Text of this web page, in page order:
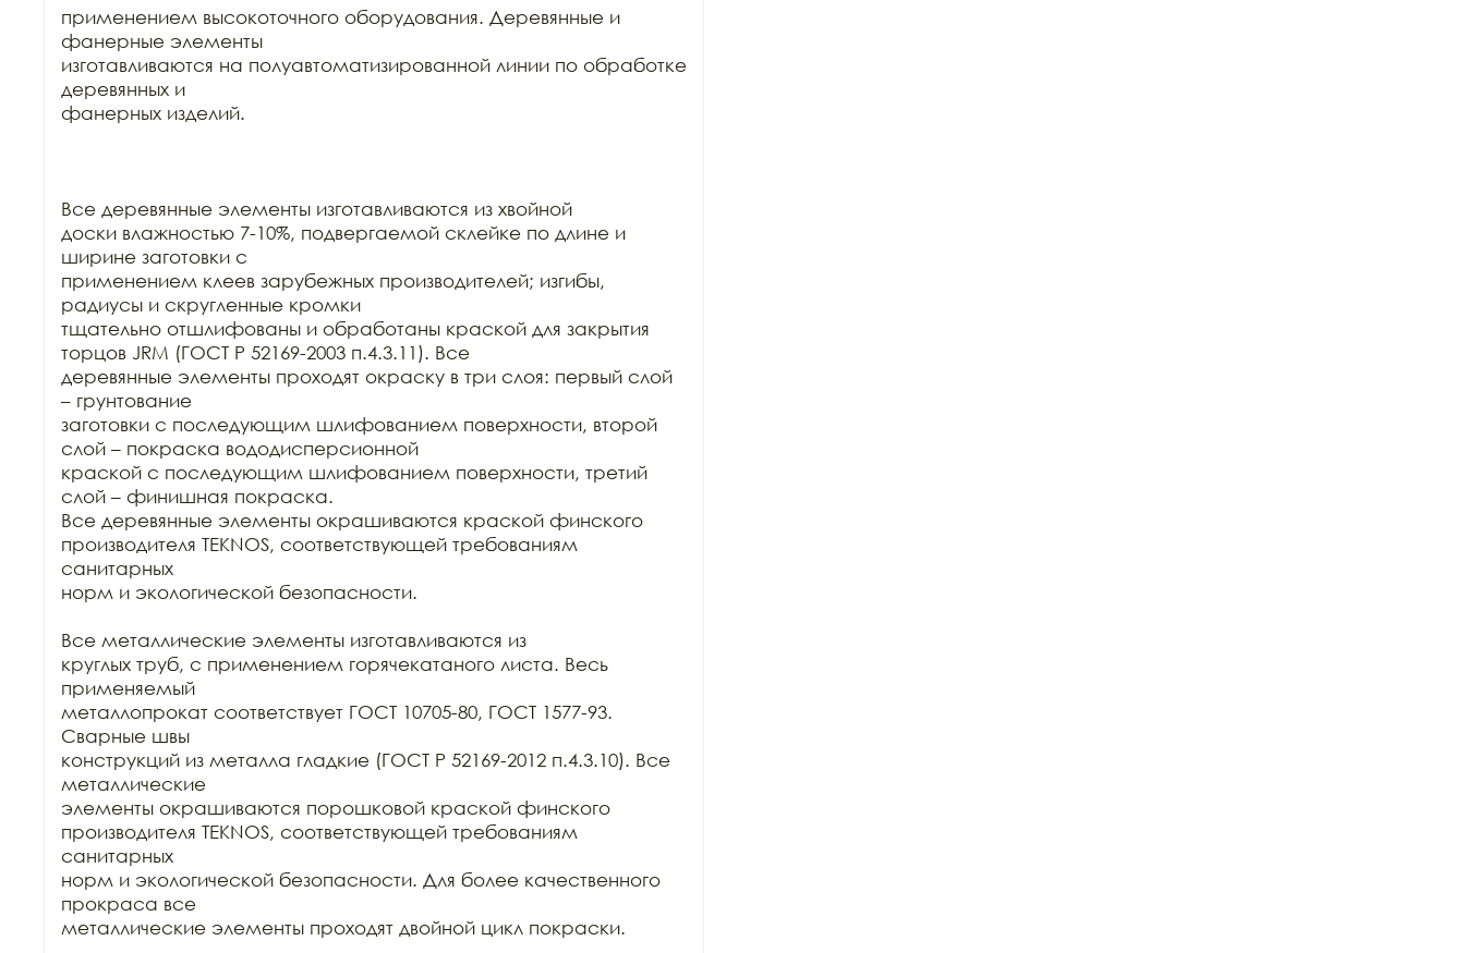
применением высокоточного оборудования. Деревянные и
фанерные элементы
изготавливаются на полуавтоматизированной линии по обработке
деревянных и
фанерных изделий.
Все деревянные элементы изготавливаются из хвойной
доски влажностью 7-10%, подвергаемой склейке по длине и
ширине заготовки с
применением клеев зарубежных производителей; изгибы,
радиусы и скругленные кромки
тщательно отшлифованы и обработаны краской для закрытия
торцов JRM (ГОСТ Р 52169-2003 п.4.3.11). Все
деревянные элементы проходят окраску в три слоя: первый слой
– грунтование
заготовки с последующим шлифованием поверхности, второй
слой – покраска вододисперсионной
краской с последующим шлифованием поверхности, третий
слой – финишная покраска.
Все деревянные элементы окрашиваются краской финского
производителя TEKNOS, соответствующей требованиям
санитарных
норм и экологической безопасности.
Все металлические элементы изготавливаются из
круглых труб, с применением горячекатаного листа. Весь
применяемый
металлопрокат соответствует ГОСТ 10705-80, ГОСТ 1577-93.
Сварные швы
конструкций из металла гладкие (ГОСТ Р 52169-2012 п.4.3.10). Все
металлические
элементы окрашиваются порошковой краской финского
производителя TEKNOS, соответствующей требованиям
санитарных
норм и экологической безопасности. Для более качественного
прокраса все
металлические элементы проходят двойной цикл покраски.